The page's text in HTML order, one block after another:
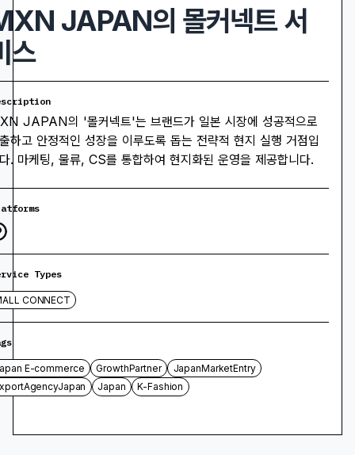
JAPAN의 몰커넥트 서
스
JAPAN의 '몰커넥트'는 브랜드가 일본 시장에 성공적으로
하고 안정적인 성장을 이루도록 돕는 전략적 현지 실행 거점입
. 마케팅, 물류, CS를 통합하여 현지화된 운영을 제공합니다.
Types
CONNECT
E-commerce GrowthPartner
JapanMarketEntry
Japan K-Fashion